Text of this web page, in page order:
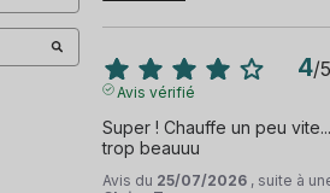
4/5
Avis vérifié
Super ! Chauffe un peu
trop beauuu
Avis du 25/07/2026 , suite à